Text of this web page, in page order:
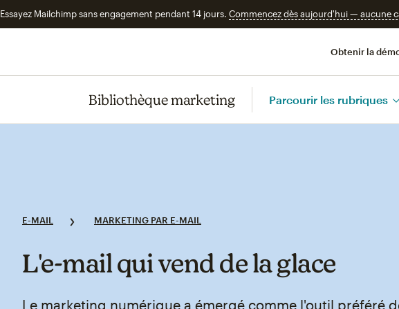
Essayez Mailchimp sans engagement pendant 14 jours. Commencez dès aujourd'hui — aucune
Obtenir la
Bibliothèque marketing Parcourir les rubriques
E-MAIL MARKETING PAR E-MAIL
L'e‑mail qui vend de la glace
Le marketing numérique a émergé comme l'outil préféré